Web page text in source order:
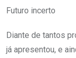
Futuro incerto
Diante de tantos
já apresentou, e